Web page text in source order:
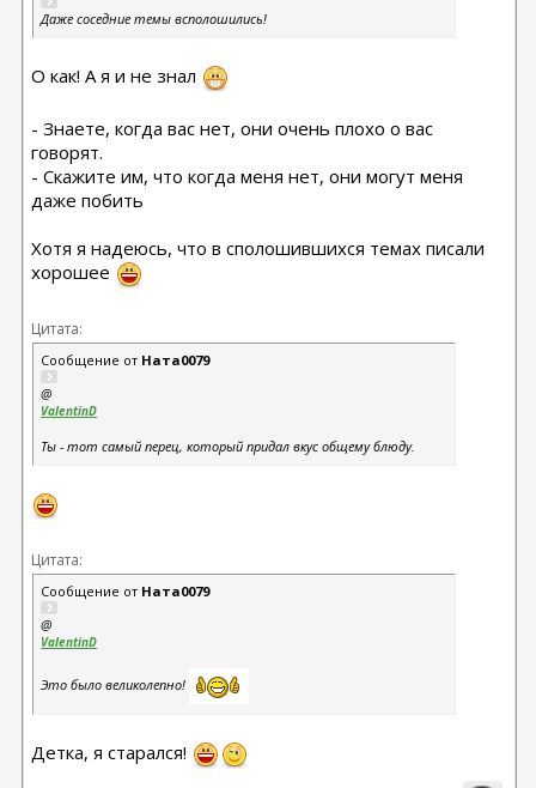
Даже соседние темы всполошились!
О как! А я и не знал
- Знаете, когда вас нет, они очень плохо о вас
говорят.
- Скажите им, что когда меня нет, они могут меня
даже побить
Хотя я надеюсь, что в сполошившихся темах писали
хорошее
Цитата:
Сообщение от Ната0079
@
ValentinD
Ты - тот самый перец, который придал вкус общему блюду.
Цитата:
Сообщение от Ната0079
@
ValentinD
Это было великолепно!
Детка, я старался!